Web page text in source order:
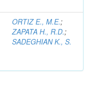
ORTIZ E., M.E.;
ZAPATA H., R.D.;
SADEGHIAN K., S.